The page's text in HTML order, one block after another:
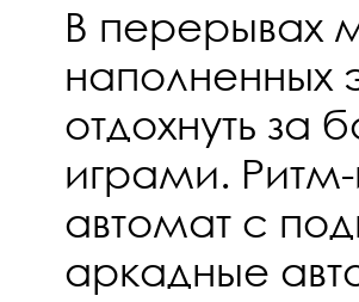
В перерывах
отдохнуть
играми.
автомат с
аркадные